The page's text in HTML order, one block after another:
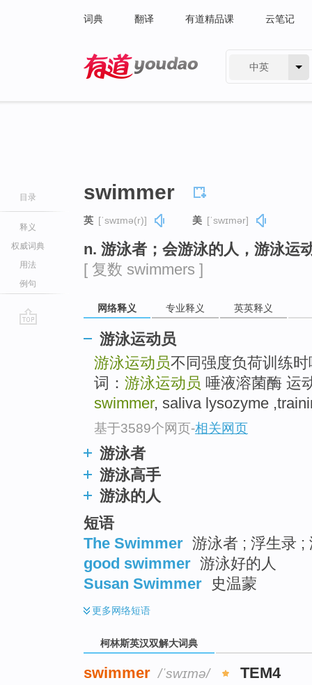
词典 翻译 有道精品课 云笔记
中英
目录
释义
权威词典
用法
例句
swimmer
英 [ˈswɪmə(r)] 美 [ˈswɪmər]
n. 游泳者；会游泳的人，游泳运
[ 复数 swimmers ]
网络释义 专业释义 英英释义
游泳运动员
游泳运动员不同强度负荷训练
词： 游泳运动员 唾液溶菌酶 运
swimmer, saliva lysozyme
基于3589个网页-相关网页
游泳者
游泳高手
游泳的人
短语
The Swimmer 游泳者 ; 浮生录 ;
good swimmer 游泳好的人
Susan Swimmer
史温蒙
更多网络短语
柯林斯英汉双解大词典
swimmer /ˈswɪmə/ TEM4